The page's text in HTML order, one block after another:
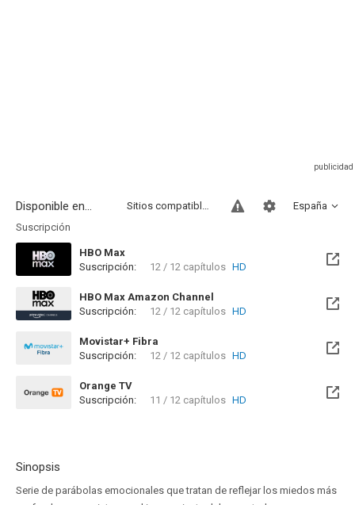
Disponible en... España
Sitios compatibles
Suscripción
HBO Max
Suscripción:
12 / 12 capítulos HD
HBO Max Amazon Channel
Suscripción:
12 / 12 capítulos HD
Movistar+ Fibra
Disponible hasta el Mar, 29 Feb 2028 (Queda 1 año)
Suscripción: 12 / 12 capítulos HD
Orange TV
Disponible hasta el Mié, 30 Sep 2026 (Queda 1 mes)
Suscripción: 11 / 12 capítulos HD
Sinopsis
Serie de parábolas emocionales que tratan de reflejar los miedos más